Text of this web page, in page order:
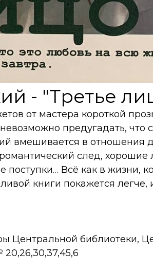
- "Третье
от мастера короткой
предугадать, что
вмешивается в отношения
след,
Всё как в жизни,
книги покажется легче,
Центральной библиотеки,